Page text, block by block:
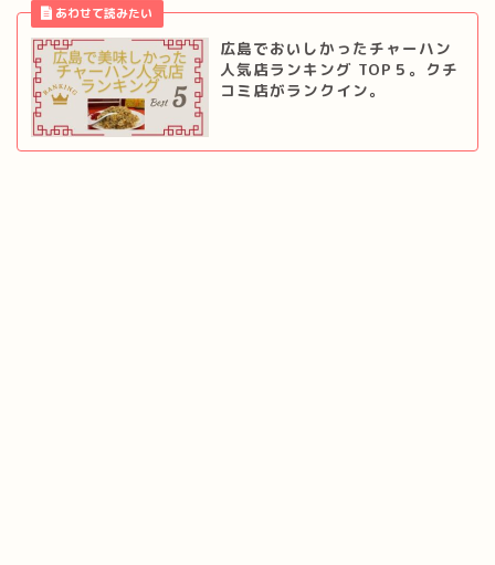
広島でおいしかったチャーハン
人気店ランキング TOP５。クチ
コミ店がランクイン。